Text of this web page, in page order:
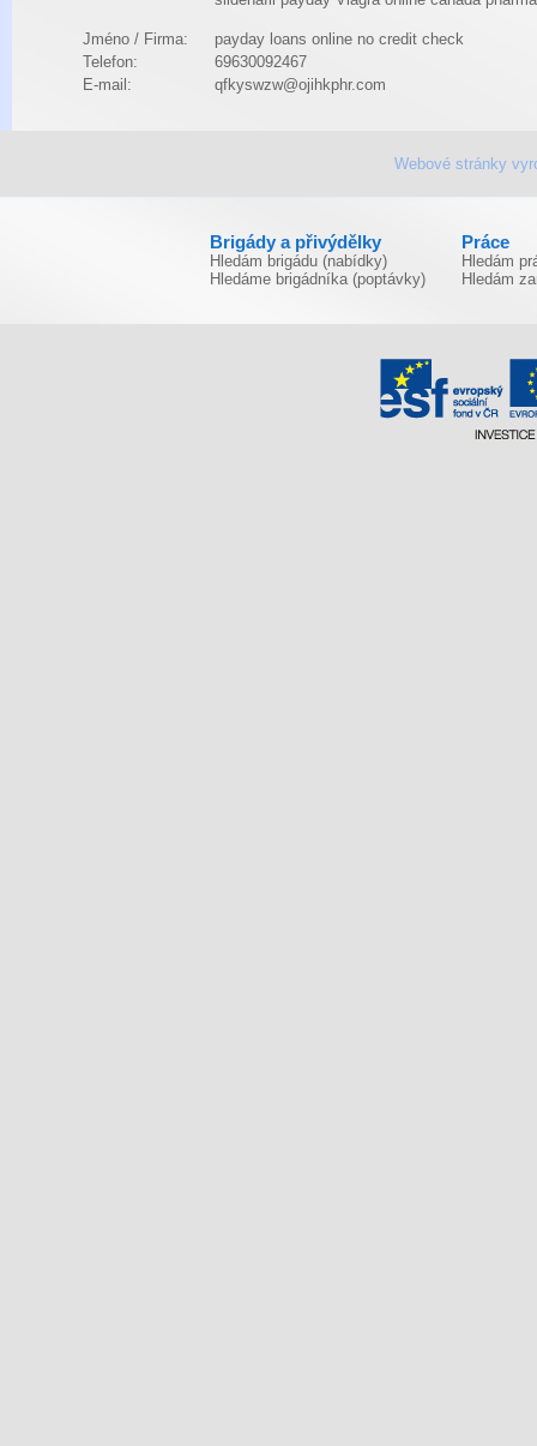
Jméno / Firma:
payday loans online no credit check
Telefon:
69630092467
E-mail:
qfkyswzw@ojihkphr.com
Webové stránky
Brigády a přivýdělky
Hledám brigádu (nabídky)
Hledáme brigádníka (poptávky)
Práce
Hledám
Hledám